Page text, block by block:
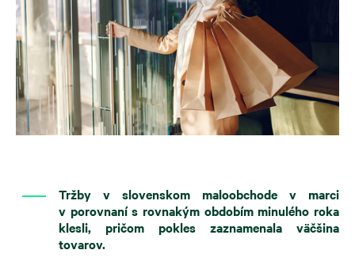
Tržby v slovenskom maloobchode v marci
v porovnaní s rovnakým obdobím minulého roka
klesli, pričom pokles zaznamenala väčšina
tovarov.